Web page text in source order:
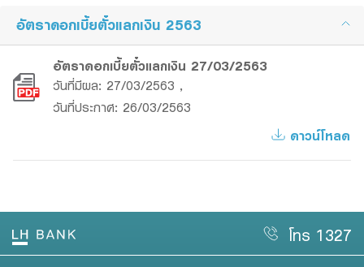
กลุ่มธุรกิจทางการเงินแลนด์ แอนด์ เฮ้าส์
โทร 1327
บริการ
ดิจิทัลแบงก์กิ้ง
อัตราดอกเบี้ยตั๋วแลกเงิน 2563
อัตราดอกเบี้ยตั๋วแลกเงิน 27/03/2563
วันที่มีผล: 27/03/2563 ,
วันที่ประกาศ: 26/03/2563
ดาวน์โหลด
โทร 1327